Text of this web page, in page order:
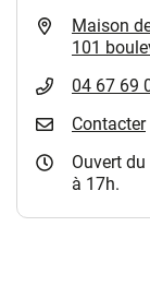
Maison
101
04 67 69
Contacter
Ouvert
à 17h.